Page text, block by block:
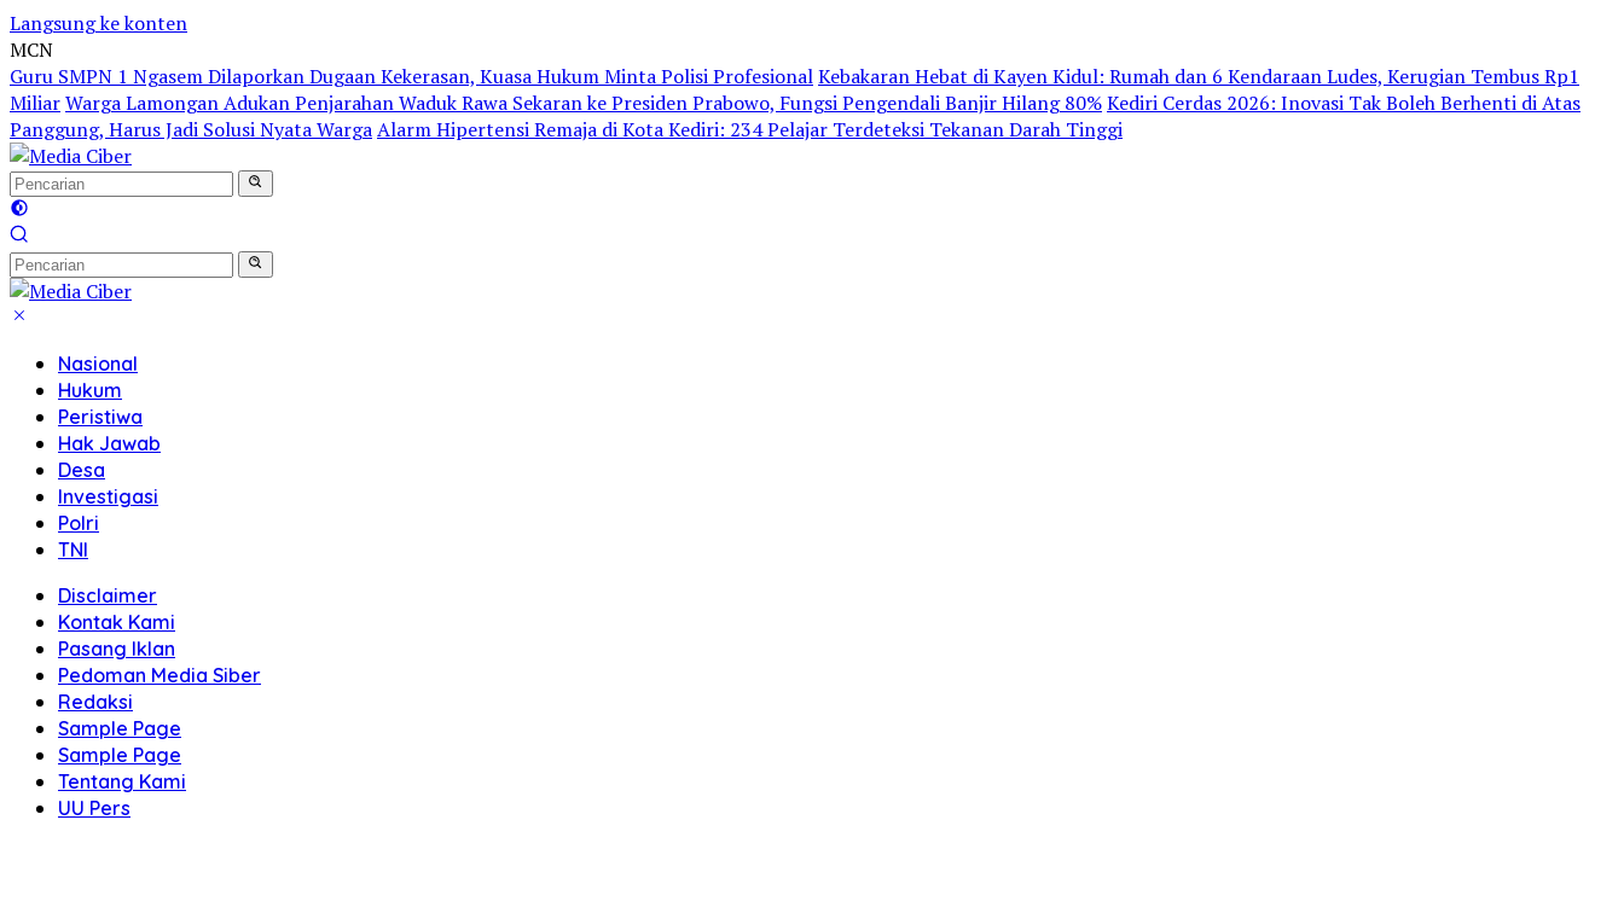
Langsung ke konten
MCN
Guru SMPN 1 Ngasem Dilaporkan Dugaan Kekerasan, Kuasa Hukum Minta Polisi ProfesionalKebakaran Hebat di Kayen Kidul: Rumah dan 6 Kendaraan Ludes, Kerugian Tembus Rp1
MiliarWarga Lamongan Adukan Penjarahan Waduk Rawa Sekaran ke Presiden Prabowo, Fungsi Pengendali Banjir Hilang 80%Kediri Cerdas 2026: Inovasi Tak Boleh Berhenti di Atas
Panggung, Harus Jadi Solusi Nyata WargaAlarm Hipertensi Remaja di Kota Kediri: 234 Pelajar Terdeteksi Tekanan Darah Tinggi
Nasional
Hukum
Peristiwa
Hak Jawab
Desa
Investigasi
Polri
TNI
Disclaimer
Kontak Kami
Pasang Iklan
Pedoman Media Siber
Redaksi
Sample Page
Sample Page
Tentang Kami
UU Pers